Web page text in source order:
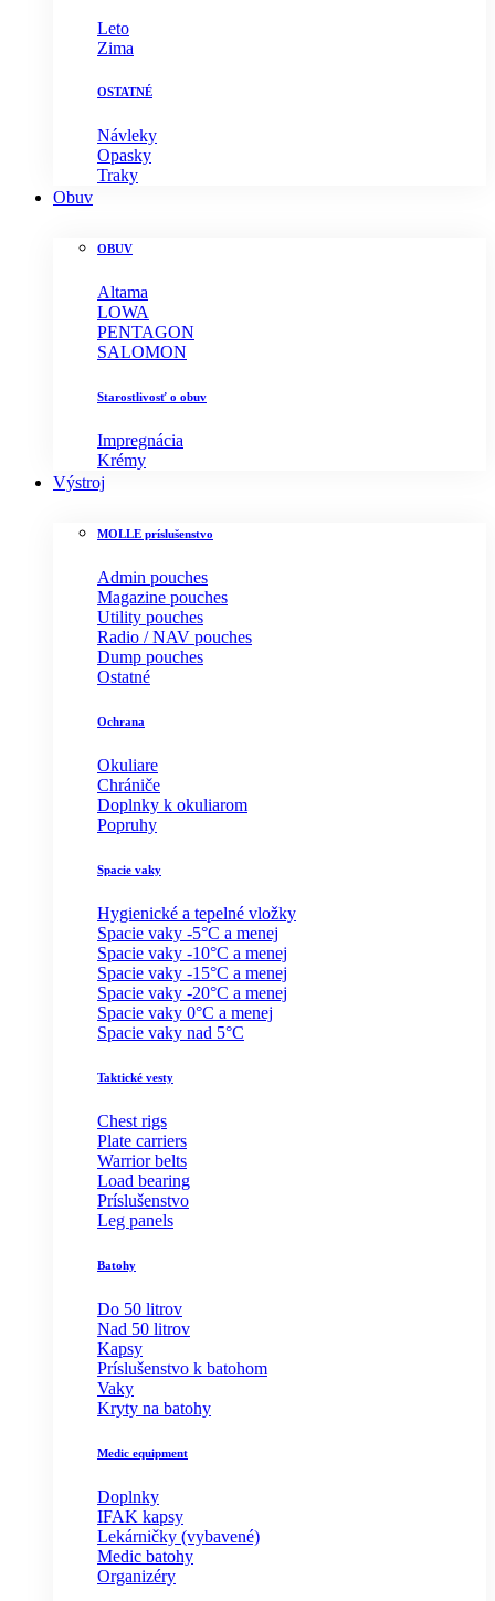
Leto
Zima
OSTATNÉ
Návleky
Opasky
Traky
Obuv
OBUV
Altama
LOWA
PENTAGON
SALOMON
Starostlivosť o obuv
Impregnácia
Krémy
Výstroj
MOLLE príslušenstvo
Admin pouches
Magazine pouches
Utility pouches
Radio / NAV pouches
Dump pouches
Ostatné
Ochrana
Okuliare
Chrániče
Doplnky k okuliarom
Popruhy
Spacie vaky
Hygienické a tepelné vložky
Spacie vaky -5°C a menej
Spacie vaky -10°C a menej
Spacie vaky -15°C a menej
Spacie vaky -20°C a menej
Spacie vaky 0°C a menej
Spacie vaky nad 5°C
Taktické vesty
Chest rigs
Plate carriers
Warrior belts
Load bearing
Príslušenstvo
Leg panels
Batohy
Do 50 litrov
Nad 50 litrov
Kapsy
Príslušenstvo k batohom
Vaky
Kryty na batohy
Medic equipment
Doplnky
IFAK kapsy
Lekárničky (vybavené)
Medic batohy
Organizéry